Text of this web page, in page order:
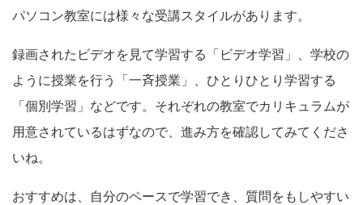
パソコン教室には様々な受講スタイルがあります。
録画されたビデオを見て学習する「ビデオ学習」、学校の
ように授業を行う「一斉授業」、ひとりひとり学習する
「個別学習」などです。それぞれの教室でカリキュラムが
用意されているはずなので、進み方を確認してみてくださ
いね。
おすすめは、自分のペースで学習でき、質問をもしやすい